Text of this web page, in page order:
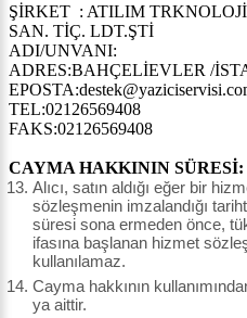
ŞİRKET : ATILIM
SAN. TİÇ. LDT.ŞTİ
ADI/UNVANI:
ADRES:BAHÇELİEVLER /
TEL:02126569408
FAKS:02126569408
CAYMA HAKKININ SÜRESİ:
Alıcı, satın aldığı eğer bir
sözleşmenin imzalandığı
süresi sona ermeden önce,
ifasına başlanan hizmet
kullanılamaz.
Cayma hakkının
ya aittir.